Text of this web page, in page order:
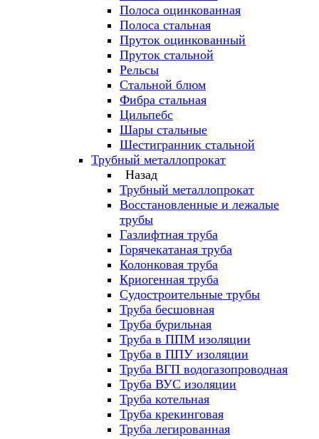
Полоса оцинкованная
Полоса стальная
Пруток оцинкованный
Пруток стальной
Рельсы
Стальной блюм
Фибра стальная
Цильпебс
Шары стальные
Шестигранник стальной
Трубный металлопрокат
Назад
Трубный металлопрокат
Восстановленные и лежалые
трубы
Газлифтная труба
Горячекатаная труба
Колонковая труба
Криогенная труба
Судостроительные трубы
Труба бесшовная
Труба бурильная
Труба в ППМ изоляции
Труба в ППУ изоляции
Труба ВГП водогазопроводная
Труба ВУС изоляции
Труба котельная
Труба крекинговая
Труба легированная